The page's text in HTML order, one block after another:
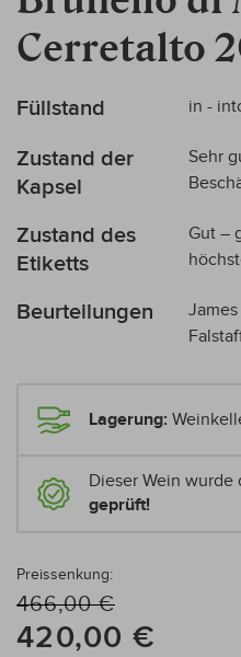
Cerretalto
Mehr
Füllstand in -
Zustand der
Kapsel
Sehr
Zustand des
Etiketts
Gut –
Beurteilungen
Lagerung:
Dieser Wein wurde
geprüft!
Preissenkung:
466,00 €
420,00 €